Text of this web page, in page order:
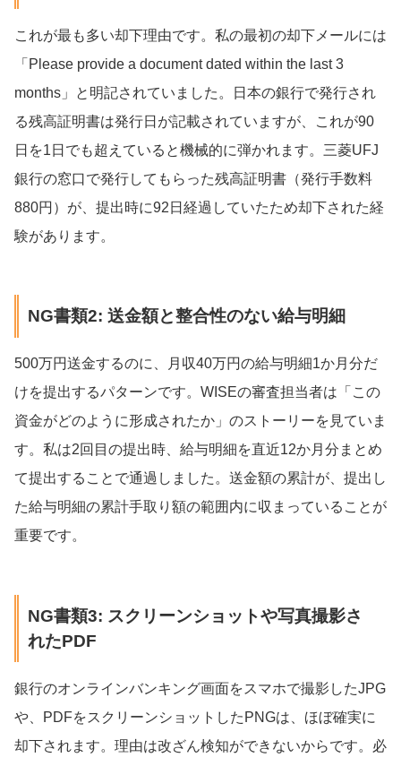
これが最も多い却下理由です。私の最初の却下メールには
「Please provide a document dated within the last 3
months」と明記されていました。日本の銀行で発行され
る残高証明書は発行日が記載されていますが、これが90
日を1日でも超えていると機械的に弾かれます。三菱UFJ
銀行の窓口で発行してもらった残高証明書（発行手数料
880円）が、提出時に92日経過していたため却下された経
験があります。
NG書類2: 送金額と整合性のない給与明細
500万円送金するのに、月収40万円の給与明細1か月分だ
けを提出するパターンです。WISEの審査担当者は「この
資金がどのように形成されたか」のストーリーを見ていま
す。私は2回目の提出時、給与明細を直近12か月分まとめ
て提出することで通過しました。送金額の累計が、提出し
た給与明細の累計手取り額の範囲内に収まっていることが
重要です。
NG書類3: スクリーンショットや写真撮影さ
れたPDF
銀行のオンラインバンキング画面をスマホで撮影したJPG
や、PDFをスクリーンショットしたPNGは、ほぼ確実に
却下されます。理由は改ざん検知ができないからです。必